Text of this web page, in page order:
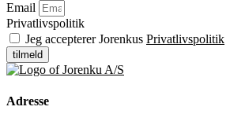
Email
Privatlivspolitik
Jeg accepterer Jorenkus Privatlivspolitik
tilmeld
Adresse